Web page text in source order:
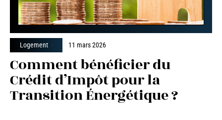
Logement 11 mars 2026
Comment bénéficier du
Crédit d’Impôt pour la
Transition Énergétique ?